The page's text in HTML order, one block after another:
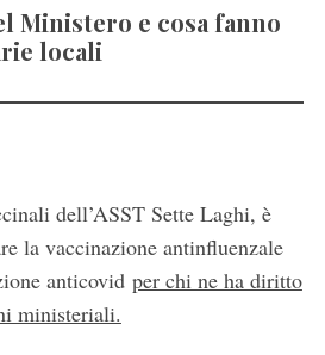
Ministero e cosa fanno
locali
dell’ASST Sette Laghi, è
la vaccinazione antinfluenzale
anticovid per chi ne ha diritto
ministeriali.